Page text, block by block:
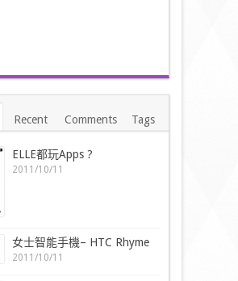
Recent Comments Tags
ELLE都玩Apps ?
2011/10/11
女士智能手機– HTC Rhyme
2011/10/11